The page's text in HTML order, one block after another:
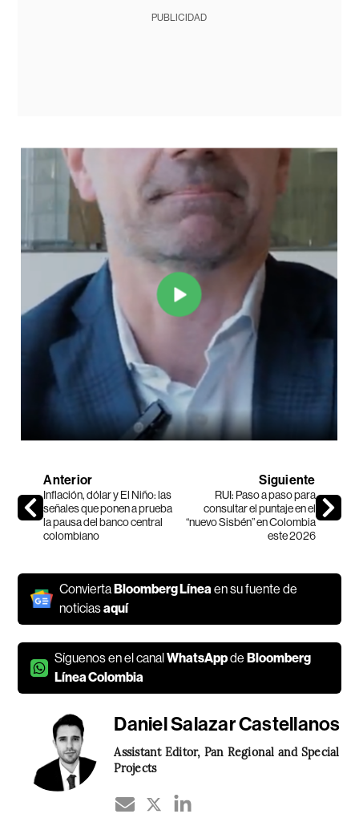
PUBLICIDAD
Anterior
Inflación, dólar y El Niño: las
señales que ponen a prueba
la pausa del banco central
colombiano
Siguiente
RUI: Paso a paso para
consultar el puntaje en el
“nuevo Sisbén” en Colombia
este 2026
ConviertaBloomberg Línea en su fuente de
noticiasaquí
Síguenos en el canalWhatsAppdeBloomberg
Línea Colombia
Daniel Salazar Castellanos
Assistant Editor, Pan Regional and Special
Projects